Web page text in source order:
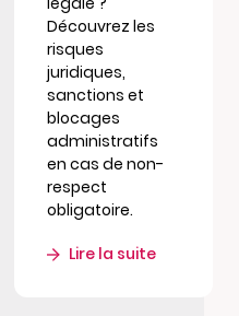
Découvrez les
risques
juridiques,
sanctions et
blocages
administratifs
en cas de non-
respect
obligatoire.
Lire la suite